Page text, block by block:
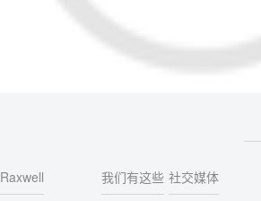
Raxwell 我们有这些 社交媒体